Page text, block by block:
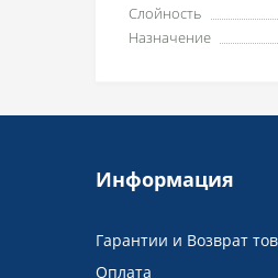
Слойность
Назначение
Информация
Гарантии и Возврат
Оплата